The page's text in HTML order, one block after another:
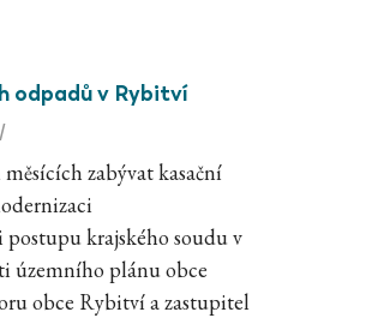
odpadů v Rybitví
zabývat kasační
krajského soudu v
územního plánu obce
obce Rybitví a zastupitel